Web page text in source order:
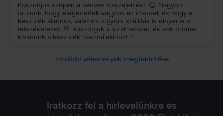
Köszönjük szépen a kedves visszajelzést! 😊 Nagyon
örülünk, hogy elégedettek vagytok az iPaddel, és hogy a
készülék állapota, valamint a gyors szállítás is elnyerte a
tetszéseteket. 💚 Köszönjük a bizalmatokat, és sok örömet
kívánunk a készülék használatához! ✨
További vélemények megtekintése
Iratkozz fel a hírlevelünkre és